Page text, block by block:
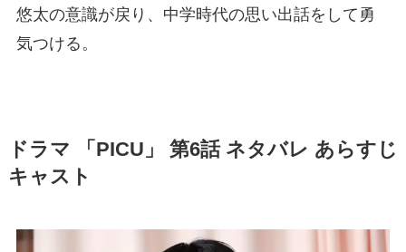
悠太の意識が戻り、中学時代の思い出話をして勇
気つける。
ドラマ 「PICU」 第6話 ネタバレ あらすじ
キャスト